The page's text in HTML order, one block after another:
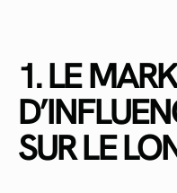
1. LE
SUR LE